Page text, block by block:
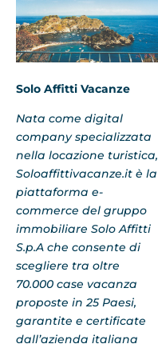
Solo Affitti Vacanze
Nata come digital
company specializzata
nella locazione turistica,
Soloaffittivacanze.it è la
piattaforma e-
commerce del gruppo
immobiliare Solo Affitti
S.p.A che consente di
scegliere tra oltre
70.000 case vacanza
proposte in 25 Paesi,
garantite e certificate
dall’azienda italiana